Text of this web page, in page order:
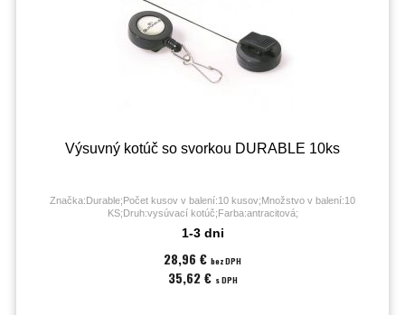
Výsuvný kotúč so svorkou DURABLE 10ks
Značka:Durable;Počet kusov v balení:10 kusov;Množstvo v balení:10
KS;Druh:vysúvací kotúč;Farba:antracitová;
1-3 dni
28,96 € bez DPH
35,62 € s DPH